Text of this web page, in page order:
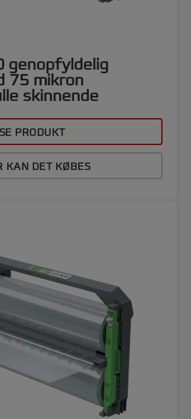
genopfyldelig
75 mikron
skinnende
SE PRODUKT
KAN DET KØBES